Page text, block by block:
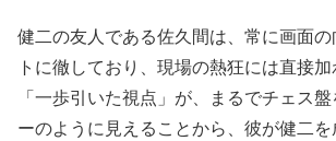
健二の友人である佐久間は、常に画面
トに徹しており、現場の熱狂には直接
「一歩引いた視点」が、まるでチェス
ーのように見えることから、彼が健二